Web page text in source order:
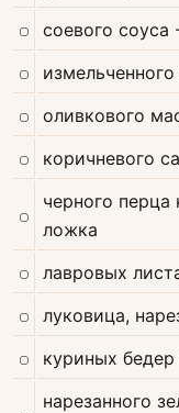
соевого соуса
оливкового
коричневого
черного перца
ложка
лавровых
луковица,
куриных
нарезанного